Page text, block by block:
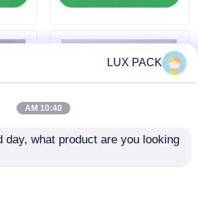
اتصل بنا
LUX PACK
10:40 AM
day, what product are you looking